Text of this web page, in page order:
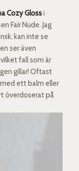
Cozy Glossi
Fair Nude. Jag
kan inte se
ser även
fall som är
gillar! Oftast
ett balm eller
överdoserat på